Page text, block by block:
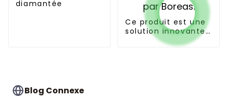
diamantée
Ce produit est une
solution innovante
et développée
indépendamment
Blog Connexe